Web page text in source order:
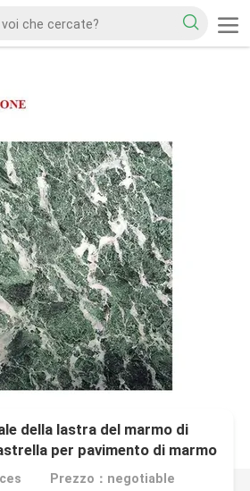
della lastra del marmo di
per pavimento di marmo
Prezzo：negotiable